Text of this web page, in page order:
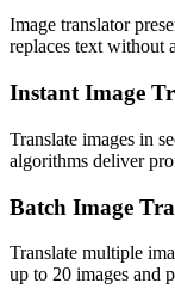
Image translator
replaces text without
Instant Image
Translate images in
algorithms deliver
Batch Image
Translate multiple
up to 20 images and